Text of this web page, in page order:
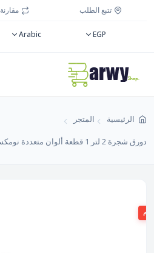
تتبع الطلب مقارنة
EGP
Arabic
الرئيسية المتجر
دورق شجرة 2 لتر 1 قطعة ألوان متعددة نومكس NOMIX صنع فى مصر